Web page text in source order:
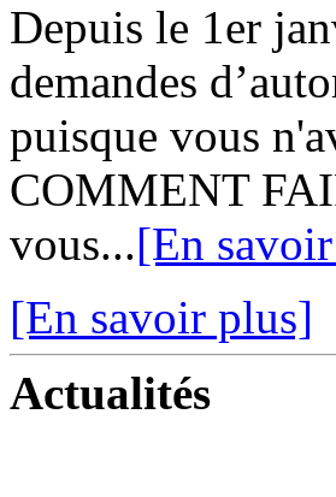
Depuis le 1er
demandes
puisque vous
COMMENT
vous...[En
[En savoir plus]
Actualités